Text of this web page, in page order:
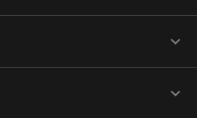

keyboard_arrow_down